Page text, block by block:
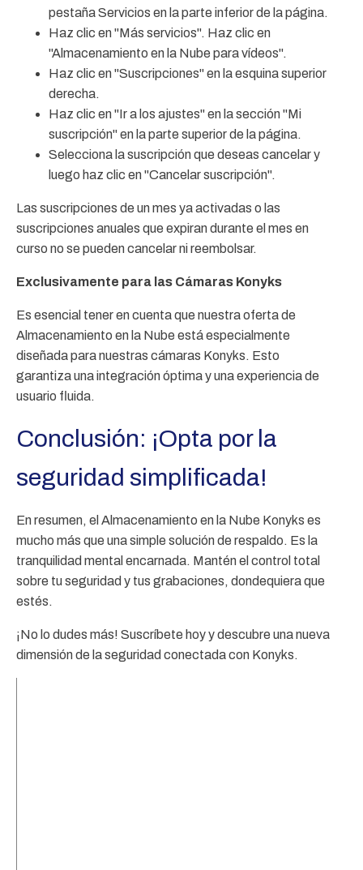
pestaña Servicios en la parte inferior de la página.
Haz clic en "Más servicios". Haz clic en
"Almacenamiento en la Nube para vídeos".
Haz clic en "Suscripciones" en la esquina superior
derecha.
Haz clic en "Ir a los ajustes" en la sección "Mi
suscripción" en la parte superior de la página.
Selecciona la suscripción que deseas cancelar y
luego haz clic en "Cancelar suscripción".
Las suscripciones de un mes ya activadas o las
suscripciones anuales que expiran durante el mes en
curso no se pueden cancelar ni reembolsar.
Exclusivamente para las Cámaras Konyks
Es esencial tener en cuenta que nuestra oferta de
Almacenamiento en la Nube está especialmente
diseñada para nuestras cámaras Konyks. Esto
garantiza una integración óptima y una experiencia de
usuario fluida.
Conclusión: ¡Opta por la
seguridad simplificada!
En resumen, el Almacenamiento en la Nube Konyks es
mucho más que una simple solución de respaldo. Es la
tranquilidad mental encarnada. Mantén el control total
sobre tu seguridad y tus grabaciones, dondequiera que
estés.
¡No lo dudes más! Suscríbete hoy y descubre una nueva
dimensión de la seguridad conectada con Konyks.